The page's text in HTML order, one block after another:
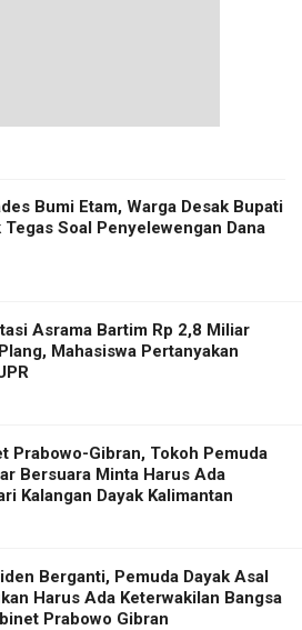
Bumi Etam, Warga Desak Bupati
Soal Penyelewengan Dana
Asrama Bartim Rp 2,8 Miliar
Mahasiswa Pertanyakan
Prabowo-Gibran, Tokoh Pemuda
Bersuara Minta Harus Ada
Kalangan Dayak Kalimantan
Berganti, Pemuda Dayak Asal
Harus Ada Keterwakilan Bangsa
Prabowo Gibran